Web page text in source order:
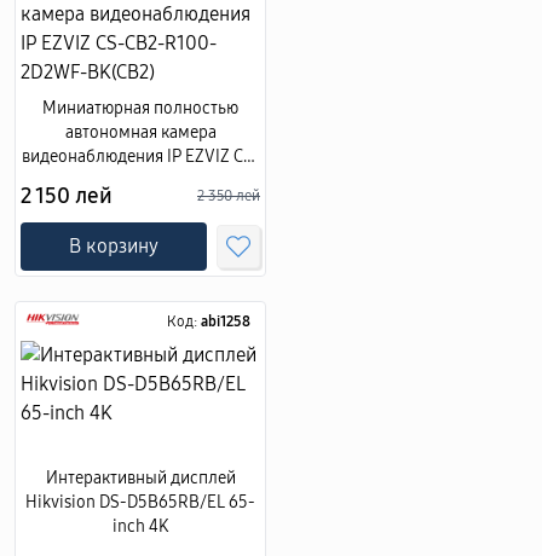
Миниатюрная полностью
автономная камера
видеонаблюдения IP EZVIZ CS-
2 150 лей 2 350 лей
В корзину
Код: abi1258
Интерактивный дисплей
Hikvision DS-D5B65RB/EL 65-
inch 4K